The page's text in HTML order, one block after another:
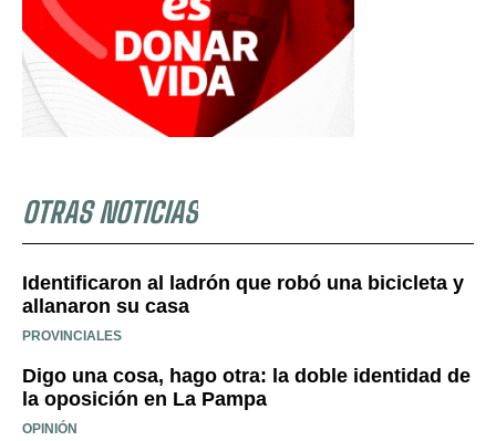
OTRAS NOTICIAS
Identificaron al ladrón que robó una bicicleta y
allanaron su casa
PROVINCIALES
Digo una cosa, hago otra: la doble identidad de
la oposición en La Pampa
OPINIÓN